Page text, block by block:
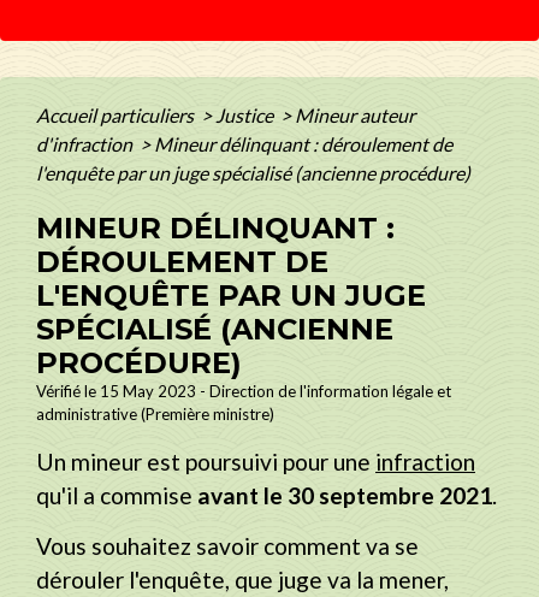
Accueil particuliers > Justice > Mineur auteur
d'infraction > Mineur délinquant : déroulement de
l'enquête par un juge spécialisé (ancienne procédure)
MINEUR DÉLINQUANT :
DÉROULEMENT DE
L'ENQUÊTE PAR UN JUGE
SPÉCIALISÉ (ANCIENNE
PROCÉDURE)
Vérifié le 15 May 2023 - Direction de l'information légale et
administrative (Première ministre)
Un mineur est poursuivi pour une infraction
qu'il a commise avant le 30 septembre 2021.
Vous souhaitez savoir comment va se
dérouler l'enquête, que juge va la mener,